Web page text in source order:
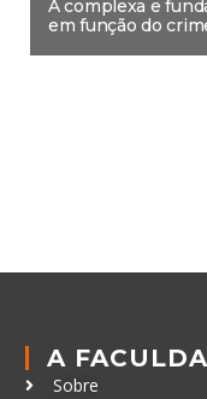
A complexa e
em função do
A
Sobre